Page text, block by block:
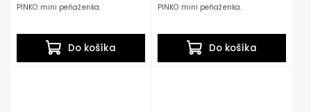
Do košíka
PINKO mini peňaženka.
Do košíka
PINKO mini peňaženka.